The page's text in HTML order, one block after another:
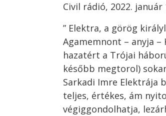
Civil rádió, 2022.
” Elektra, a görög
Agamemnont – anyja
hazatért a Trójai
később megtorol)
Sarkadi Imre Elektrája
teljes, értékes, ám
végiggondolhatja,